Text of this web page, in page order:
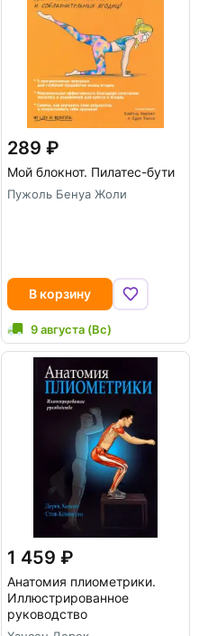
289
Мой блокнот. Пилатес-бути
Пужоль Бенуа Жоли
В корзину
9 августа (Вс)
1 459
Анатомия плиометрики.
Иллюстрированное
руководство